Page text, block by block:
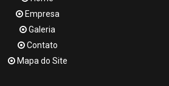
Empresa
Galeria
Contato
Mapa do Site